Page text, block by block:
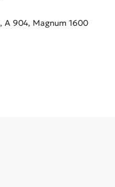
A 904, Magnum 1600